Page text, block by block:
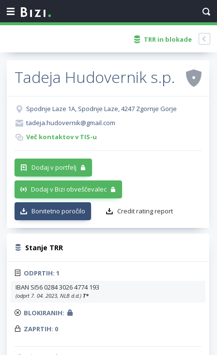
TRR in blokade
Tadeja Hudovernik s.p.
Spodnje Laze 1A, Spodnje Laze, 4247 Zgornje Gorje
tadeja.hudovernik@gmail.com
Več kontaktov v TIS-u
Dodaj v portfelj
Dodaj v Bizi obveščevalec
Bonitetno poročilo Credit rating report
Stanje TRR
ODPRTIH: 1
IBAN SI56 0284 3026 4774 193
(odprt 7. 04. 2023, NLB d.d.) T*
BLOKIRANIH:
ZAPRTIH: 0